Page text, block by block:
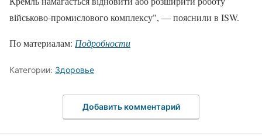
військово-промислового комплексу", — пояснили в ISW.
По материалам: Подробности
Категории: Здоровье
Добавить комментарий